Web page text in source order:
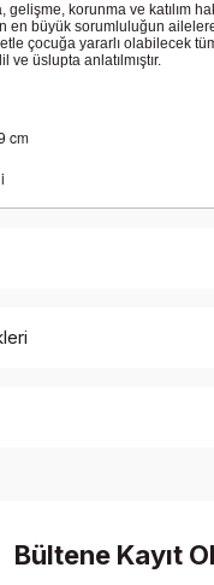
gelişme, korunma ve katılım
en büyük sorumluluğun
çocuğa yararlı olabilecek
üslupta anlatılmıştır.
cm
için teşekkür ederiz.
Bültene Kayıt Ol